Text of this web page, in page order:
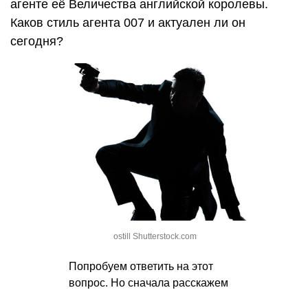
агенте её Величества английской королевы.
Каков стиль агента 007 и актуален ли он
сегодня?
ostill Shutterstock.com
Попробуем ответить на этот
вопрос. Но сначала расскажем